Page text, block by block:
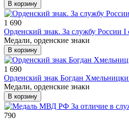
В корзину
1 690
Орденский знак. За службу России I
Медали, орденские знаки
В корзину
1 690
Орденский знак Богдан
Медали, орденские знаки
В корзину
790